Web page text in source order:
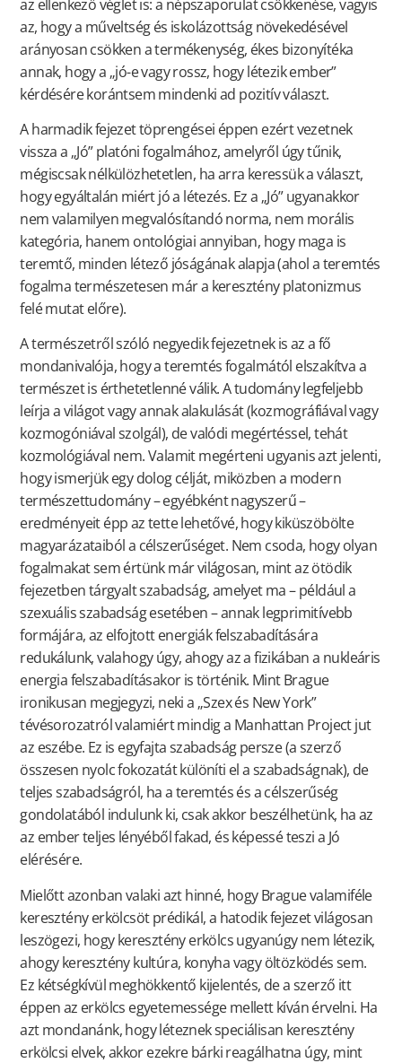
az ellenkező véglet is: a népszaporulat csökkenése, vagyis
az, hogy a műveltség és iskolázottság növekedésével
arányosan csökken a termékenység, ékes bizonyítéka
annak, hogy a „jó-e vagy rossz, hogy létezik ember”
kérdésére korántsem mindenki ad pozitív választ.
A harmadik fejezet töprengései éppen ezért vezetnek
vissza a „Jó” platóni fogalmához, amelyről úgy tűnik,
mégiscsak nélkülözhetetlen, ha arra keressük a választ,
hogy egyáltalán miért jó a létezés. Ez a „Jó” ugyanakkor
nem valamilyen megvalósítandó norma, nem morális
kategória, hanem ontológiai annyiban, hogy maga is
teremtő, minden létező jóságának alapja (ahol a teremtés
fogalma természetesen már a keresztény platonizmus
felé mutat előre).
A természetről szóló negyedik fejezetnek is az a fő
mondanivalója, hogy a teremtés fogalmától elszakítva a
természet is érthetetlenné válik. A tudomány legfeljebb
leírja a világot vagy annak alakulását (kozmográfiával vagy
kozmogóniával szolgál), de valódi megértéssel, tehát
kozmológiával nem. Valamit megérteni ugyanis azt jelenti,
hogy ismerjük egy dolog célját, miközben a modern
természettudomány – egyébként nagyszerű –
eredményeit épp az tette lehetővé, hogy kiküszöbölte
magyarázataiból a célszerűséget. Nem csoda, hogy olyan
fogalmakat sem értünk már világosan, mint az ötödik
fejezetben tárgyalt szabadság, amelyet ma – például a
szexuális szabadság esetében – annak legprimitívebb
formájára, az elfojtott energiák felszabadítására
redukálunk, valahogy úgy, ahogy az a fizikában a nukleáris
energia felszabadításakor is történik. Mint Brague
ironikusan megjegyzi, neki a „Szex és New York”
tévésorozatról valamiért mindig a Manhattan Project jut
az eszébe. Ez is egyfajta szabadság persze (a szerző
összesen nyolc fokozatát különíti el a szabadságnak), de
teljes szabadságról, ha a teremtés és a célszerűség
gondolatából indulunk ki, csak akkor beszélhetünk, ha az
az ember teljes lényéből fakad, és képessé teszi a Jó
elérésére.
Mielőtt azonban valaki azt hinné, hogy Brague valamiféle
keresztény erkölcsöt prédikál, a hatodik fejezet világosan
leszögezi, hogy keresztény erkölcs ugyanúgy nem létezik,
ahogy keresztény kultúra, konyha vagy öltözködés sem.
Ez kétségkívül meghökkentő kijelentés, de a szerző itt
éppen az erkölcs egyetemessége mellett kíván érvelni. Ha
azt mondanánk, hogy léteznek speciálisan keresztény
erkölcsi elvek, akkor ezekre bárki reagálhatna úgy, mint